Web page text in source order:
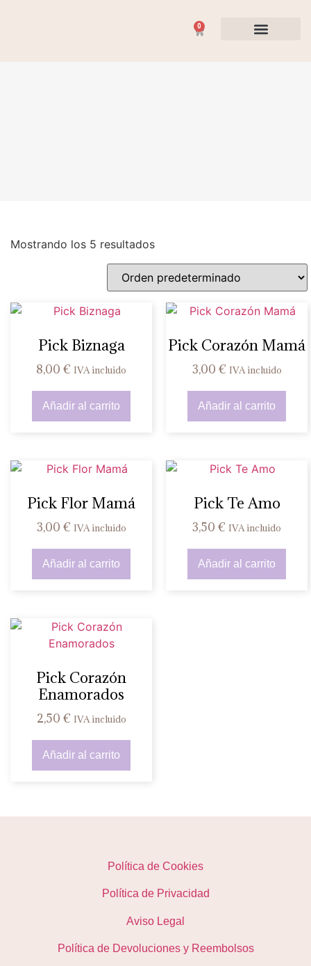
0
Mostrando los 5 resultados
Pick Biznaga
8,00 € IVA incluido
Añadir al carrito
Pick Corazón Mamá
3,00 € IVA incluido
Añadir al carrito
Pick Flor Mamá
3,00 € IVA incluido
Añadir al carrito
Pick Te Amo
3,50 € IVA incluido
Añadir al carrito
Pick Corazón
Enamorados
2,50 € IVA incluido
Añadir al carrito
Política de Cookies
Política de Privacidad
Aviso Legal
Política de Devoluciones y Reembolsos